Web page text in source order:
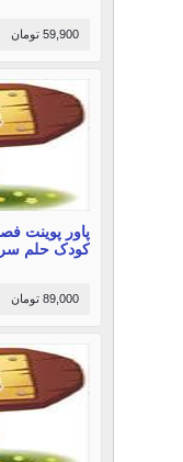
59,900 تومان
کودک حلم سرشت -
89,000 تومان